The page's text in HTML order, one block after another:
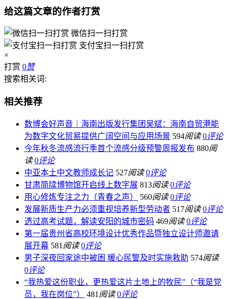
给这篇文章的作者打赏
微信扫一扫打赏
支付宝扫一扫打赏
×
打赏 0赞
搜索相关词:
相关推荐
数博会好声音｜海南出版发行集团吴斌：海南自贸港能
为数字文化贸易提供广阔空间与应用场景 594阅读 0评论
今年秋冬流感流行季首个流感分级预警周报发布 880阅
读 0评论
中亚本土中文教师成长记 527阅读 0评论
甘肃简牍博物馆开启线上数字展 813阅读 0评论
用心修炼专注之力（青春之声）
560阅读 0评论
发展新质生产力必须重视培养新型劳动者 517阅读 0评论
透过高考试题，解读安阳的城市密码 469阅读 0评论
第一届贵州省高校环境设计优秀作品暨独立设计师邀请
展开幕 581 阅读 0评论
男子深夜回家途中被困 暖心民警及时实施救助 574阅读
0评论
“我热爱这份职业，更热爱这片土地上的牧民”（“我是党
员，我在岗位”）
481 阅读 0评论